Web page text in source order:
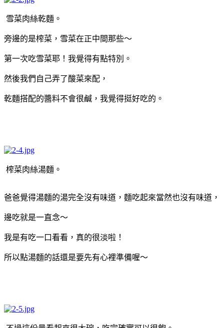
雪菜肉絲乾麵。
旁邊的是榨菜，雪菜在正中間那些～
第一次吃雪菜耶！我覺得有點特別。
然後我們自己弄了酸菜來配，
乾麵搭配的醬料不會很鹹，我覺得挺好吃的。
榨菜肉絲湯麵。
爸爸覺得湯麵的湯完全沒有味道，麵吃起來當然也沒有味道，
邊吃就是一直念～
我是有吃一口看看，真的很淡啦！
所以點湯麵的話還是要先有心裡準備喔～